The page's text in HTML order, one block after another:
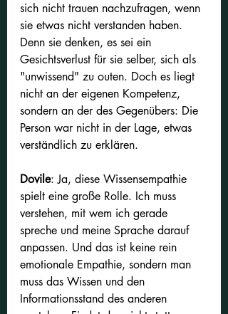
sich nicht trauen nachzufragen, wenn
sie etwas nicht verstanden haben.
Denn sie denken, es sei ein
Gesichtsverlust für sie selber, sich als
"unwissend" zu outen. Doch es liegt
nicht an der eigenen Kompetenz,
sondern an der des Gegenübers: Die
Person war nicht in der Lage, etwas
verständlich zu erklären.
Dovile: Ja, diese Wissensempathie
spielt eine große Rolle. Ich muss
verstehen, mit wem ich gerade
spreche und meine Sprache darauf
anpassen. Und das ist keine rein
emotionale Empathie, sondern man
muss das Wissen und den
Informationsstand des anderen